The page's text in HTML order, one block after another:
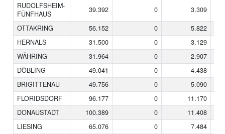
RUDOLFSHEIM-
FÜNFHAUS
39.392 0 3.309
OTTAKRING 56.152 0
5.822
HERNALS
31.500 0
3.129
WÄHRING
31.964 0
2.907
DÖBLING
49.041 0
4.438
BRIGITTENAU
49.756 0
5.090
FLORIDSDORF
96.177 0
11.170
DONAUSTADT
100.389 0
11.408
LIESING
65.076 0
7.484